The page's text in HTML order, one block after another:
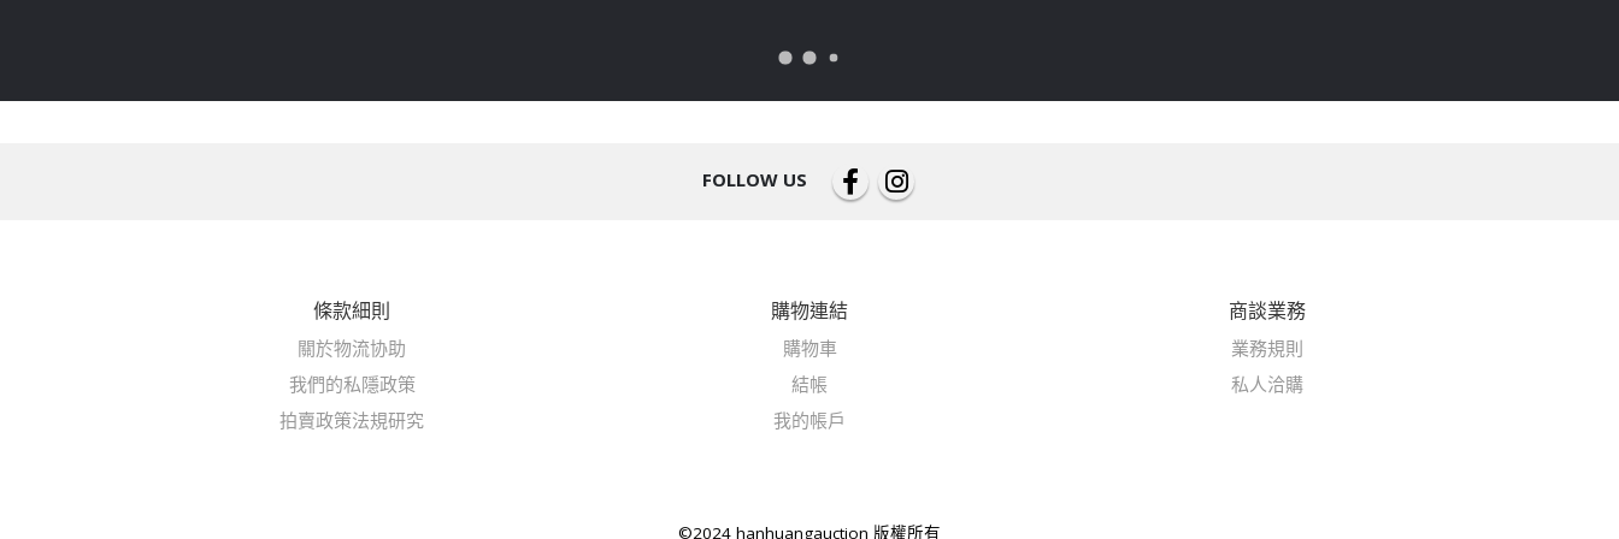
FOLLOW US
條款細則
關於物流协助
我們的私隱政策
拍賣政策法規研究
購物連結
購物車
結帳
我的帳戶
商談業務
業務規則
私人洽購
©2024 hanhuangauction 版權所有